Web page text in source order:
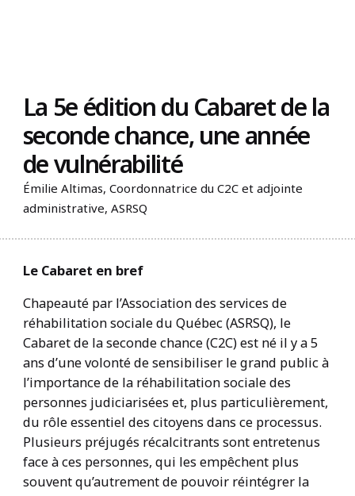
La 5e édition du Cabaret de la
seconde chance, une année
de vulnérabilité
Émilie Altimas, Coordonnatrice du C2C et adjointe
administrative, ASRSQ
Le Cabaret en bref
Chapeauté par l’Association des services de
réhabilitation sociale du Québec (ASRSQ), le
Cabaret de la seconde chance (C2C) est né il y a 5
ans d’une volonté de sensibiliser le grand public à
l’importance de la réhabilitation sociale des
personnes judiciarisées et, plus particulièrement,
du rôle essentiel des citoyens dans ce processus.
Plusieurs préjugés récalcitrants sont entretenus
face à ces personnes, qui les empêchent plus
souvent qu’autrement de pouvoir réintégrer la